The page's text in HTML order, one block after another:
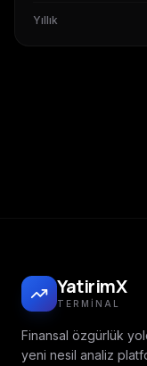
Yıllık
YatirimX
TERMINAL
Finansal özgürlük
yeni nesil analiz